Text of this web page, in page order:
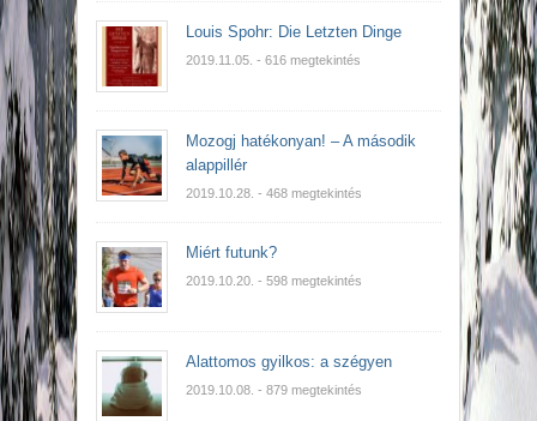
Louis Spohr: Die Letzten Dinge
2019.11.05. - 616 megtekintés
Mozogj hatékonyan! – A második
alappillér
2019.10.28. - 468 megtekintés
Miért futunk?
2019.10.20. - 598 megtekintés
Alattomos gyilkos: a szégyen
2019.10.08. - 879 megtekintés